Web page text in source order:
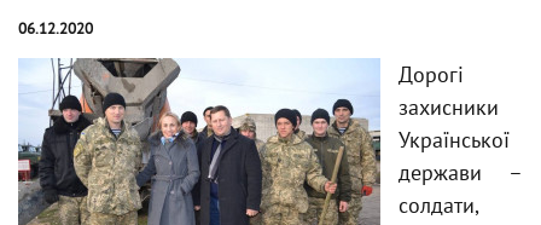
06.12.2020
Дорогі
захисники
Української
держави –
солдати,